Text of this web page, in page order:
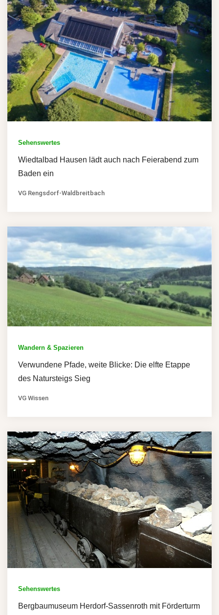
Sehenswertes
Wiedtalbad Hausen lädt auch nach Feierabend zum
Baden ein
VG Rengsdorf-Waldbreitbach
Wandern & Spazieren
Verwundene Pfade, weite Blicke: Die elfte Etappe
des Natursteigs Sieg
VG Wissen
Sehenswertes
Bergbaumuseum Herdorf-Sassenroth mit Förderturm